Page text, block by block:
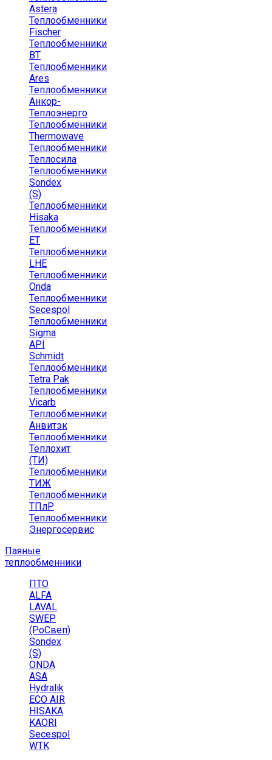
Astera
Теплообменники
Fischer
Теплообменники
ВТ
Теплообменники
Ares
Теплообменники
Анкор-
Теплоэнерго
Теплообменники
Thermowave
Теплообменники
Теплосила
Теплообменники
Sondex
(S)
Теплообменники
Hisaka
Теплообменники
ЕТ
Теплообменники
LHE
Теплообменники
Onda
Теплообменники
Secespol
Теплообменники
Sigma
API
Schmidt
Теплообменники
Tetra Pak
Теплообменники
Vicarb
Теплообменники
Анвитэк
Теплообменники
Теплохит
(ТИ)
Теплообменники
ТИЖ
Теплообменники
ТПлР
Теплообменники
Энергосервис
Паяные
теплообменники
ПТО
ALFA
LAVAL
SWEP
(РоСвеп)
Sondex
(S)
ONDA
ASA
Hydralik
ECO AIR
HISAKA
KAORI
Secespol
WTK